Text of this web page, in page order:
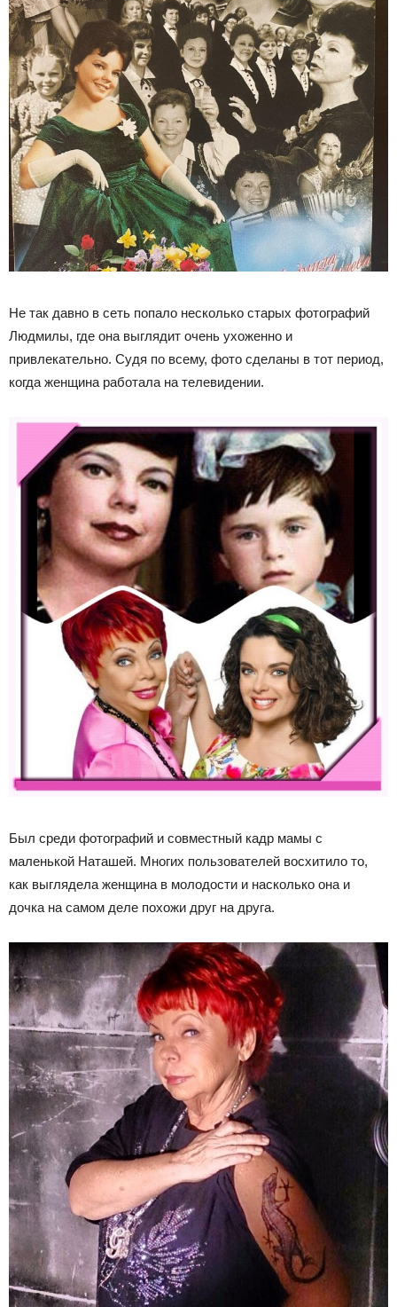
Не так давно в сеть попало несколько старых фотографий
Людмилы, где она выглядит очень ухоженно и
привлекательно. Судя по всему, фото сделаны в тот период,
когда женщина работала на телевидении.
Был среди фотографий и совместный кадр мамы с
маленькой Наташей. Многих пользователей восхитило то,
как выглядела женщина в молодости и насколько она и
дочка на самом деле похожи друг на друга.